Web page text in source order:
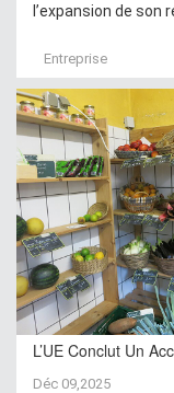
l’expansion de son
Entreprise
L’UE Conclut Un
Déc 09,2025